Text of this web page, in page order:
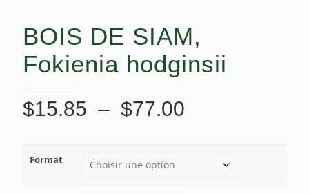
BOIS DE SIAM,
Fokienia hodginsii
$15.85 – $77.00
$15.85
Format